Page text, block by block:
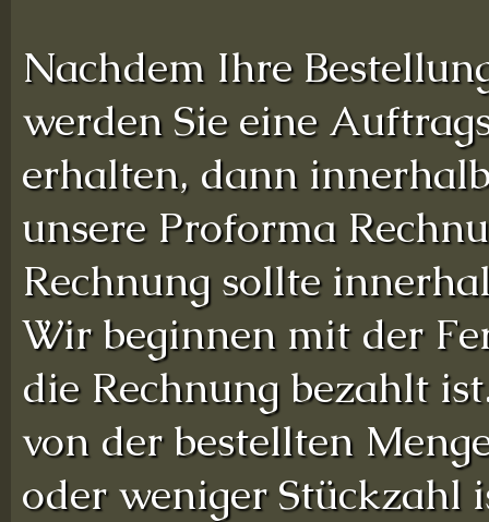
Nachdem Ihre
werden Sie eine
erhalten, dann
unsere Proforma
Rechnung sollte
Wir beginnen mit der
die Rechnung bezahlt
von der bestellten
oder weniger Stückzahl